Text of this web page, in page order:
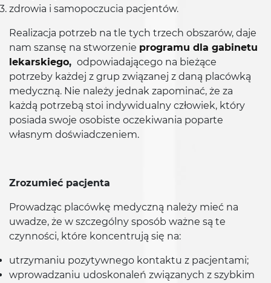
zdrowia i samopoczucia pacjentów.
Realizacja potrzeb na tle tych trzech obszarów, daje
nam szansę na stworzenie programu dla gabinetu
lekarskiego, odpowiadającego na bieżące
potrzeby każdej z grup związanej z daną placówką
medyczną. Nie należy jednak zapominać, że za
każdą potrzebą stoi indywidualny człowiek, który
posiada swoje osobiste oczekiwania poparte
własnym doświadczeniem.
Zrozumieć pacjenta
Prowadząc placówkę medyczną należy mieć na
uwadze, że w szczególny sposób ważne są te
czynności, które koncentrują się na:
utrzymaniu pozytywnego kontaktu z pacjentami;
wprowadzaniu udoskonaleń związanych z szybkim